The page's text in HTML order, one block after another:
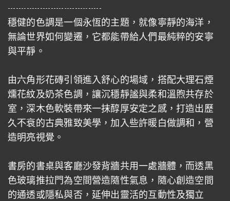
-----------------------------------
穩健的色調是一個永恆的主題，就像寧靜的海洋，
無論世界如何變遷，它都能帶給人們最純粹的安寧
與平靜。
由六角形花磚引領進入舒心的場域，搭配大理石煙
燻花紋及奶茶色調，讓沉穩靜謐與柔和溫煦共存於
室，深木色軟裝帶來一抹醇厚安定之感，打造出歷
久不衰的古典雅致美學，加入些許暖白做調和，營
造明亮視覺。
書房的書桌與客廳沙發背牆共用一處牆體，而透黑
色玻璃推拉門為空間營造隨性氣息，隨心創造空間
的通透或隱私與否，延伸出靈活的互動性及獨立